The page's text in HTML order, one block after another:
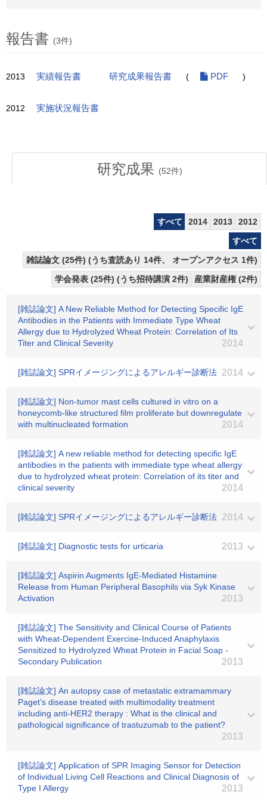
報告書 (3件)
2013 実績報告書 研究成果報告書 ( PDF )
2012 実施状況報告書
研究成果 (52件)
すべて 2014 2013
2012
すべて
雑誌論文 (25件) (うち査読あり 14件、 オープンアクセス 1件)
学会発表 (25件) (うち招待講演 2件)
産業財産権 (2件)
[雑誌論文] A New Reliable Method for Detecting Specific IgE
Antibodies in the Patients with Immediate Type Wheat
Allergy due to Hydrolyzed Wheat Protein: Correlation of Its
Titer and Clinical Severity
2014
[雑誌論文] SPRイメージングによるアレルギー診断法 2014
[雑誌論文] Non-tumor mast cells cultured in vitro on a
honeycomb-like structured film proliferate but downregulate
with multinucleated formation
2014
[雑誌論文] A new reliable method for detecting specific IgE
antibodies in the patients with immediate type wheat allergy
due to hydrolyzed wheat protein: Correlation of its titer and
clinical severity
2014
[雑誌論文] SPRイメージングによるアレルギー診断法 2014
[雑誌論文] Diagnostic tests for urticaria 2013
[雑誌論文] Aspirin Augments IgE-Mediated Histamine
Release from Human Peripheral Basophils via Syk Kinase
Activation
2013
[雑誌論文] The Sensitivity and Clinical Course of Patients
with Wheat-Dependent Exercise-Induced Anaphylaxis
Sensitized to Hydrolyzed Wheat Protein in Facial Soap -
Secondary Publication
2013
[雑誌論文] An autopsy case of metastatic extramammary
Paget's disease treated with multimodality treatment
including anti-HER2 therapy : What is the clinical and
pathological significance of trastuzumab to the patient?
2013
[雑誌論文] Application of SPR Imaging Sensor for Detection
of Individual Living Cell Reactions and Clinical Diagnosis of
Type I Allergy
2013